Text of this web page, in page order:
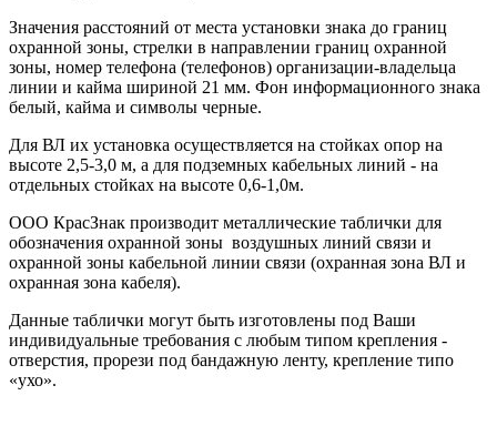
Значения расстояний от места установки знака до границ
охранной зоны, стрелки в направлении границ охранной
зоны, номер телефона (телефонов) организации-владельца
линии и кайма шириной 21 мм. Фон информационного знака
белый, кайма и символы черные.
Для ВЛ их установка осуществляется на стойках опор на
высоте 2,5-3,0 м, а для подземных кабельных линий - на
отдельных стойках на высоте 0,6-1,0м.
ООО КрасЗнак производит металлические таблички для
обозначения охранной зоны воздушных линий связи и
охранной зоны кабельной линии связи (охранная зона ВЛ и
охранная зона кабеля).
Данные таблички могут быть изготовлены под Ваши
индивидуальные требования с любым типом крепления -
отверстия, прорези под бандажную ленту, крепление типо
«ухо».